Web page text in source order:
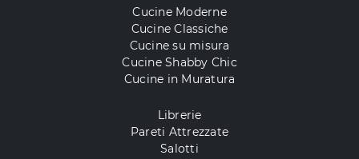
Cucine Moderne
Cucine Classiche
Cucine su misura
Cucine Shabby Chic
Cucine in Muratura
Librerie
Pareti Attrezzate
Salotti